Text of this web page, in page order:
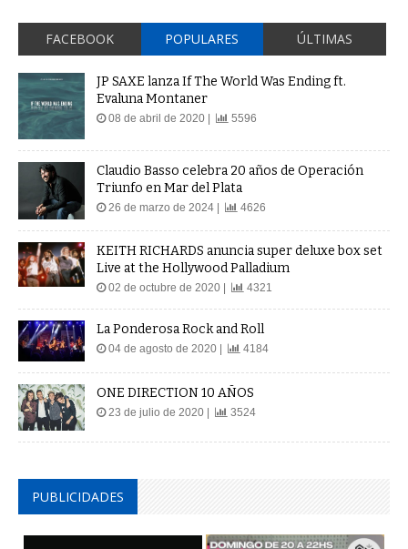
FACEBOOK POPULARES ÚLTIMAS
JP SAXE lanza If The World Was Ending ft.
Evaluna Montaner
08 de abril de 2020 | 5596
Claudio Basso celebra 20 años de Operación
Triunfo en Mar del Plata
26 de marzo de 2024 | 4626
KEITH RICHARDS anuncia super deluxe box set
Live at the Hollywood Palladium
02 de octubre de 2020 | 4321
La Ponderosa Rock and Roll
04 de agosto de 2020 | 4184
ONE DIRECTION 10 AÑOS
23 de julio de 2020 | 3524
PUBLICIDADES